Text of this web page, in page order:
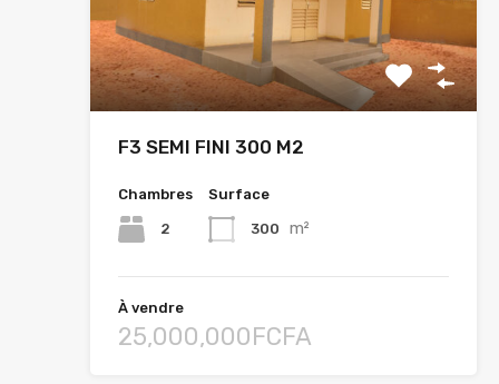
F3 SEMI FINI 300 M2
Chambres
2
Surface
300 m²
À vendre
25,000,000FCFA